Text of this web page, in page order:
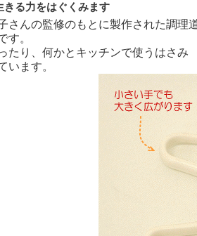
る力をはぐくみます
さんの監修のもとに製作された調理
す。
たり、何かとキッチンで使うはさみ
います。